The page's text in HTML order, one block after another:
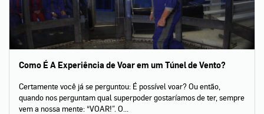
Como É A Experiência de Voar em um Túnel de Vento?
Certamente você já se perguntou: É possível voar? Ou então,
quando nos perguntam qual superpoder gostaríamos de ter, sempre
vem a nossa mente: “VOAR!”. O...